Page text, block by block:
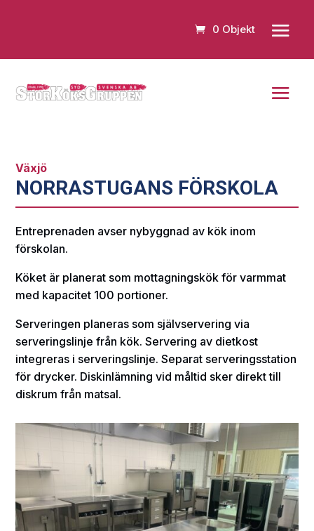
0 Objekt
Växjö
NORRASTUGANS FÖRSKOLA
Entreprenaden avser nybyggnad av kök inom
förskolan.
Köket är planerat som mottagningskök för varmmat
med kapacitet 100 portioner.
Serveringen planeras som självservering via
serveringslinje från kök. Servering av dietkost
integreras i serveringslinje. Separat serveringsstation
för drycker. Diskinlämning vid måltid sker direkt till
diskrum från matsal.